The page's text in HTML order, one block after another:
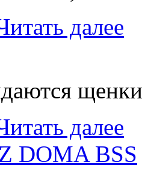
далее
далее
DOMA BSS